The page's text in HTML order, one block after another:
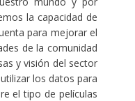
la capacidad de
para mejorar el
de la comunidad
y visión del sector
los datos para
el tipo de películas